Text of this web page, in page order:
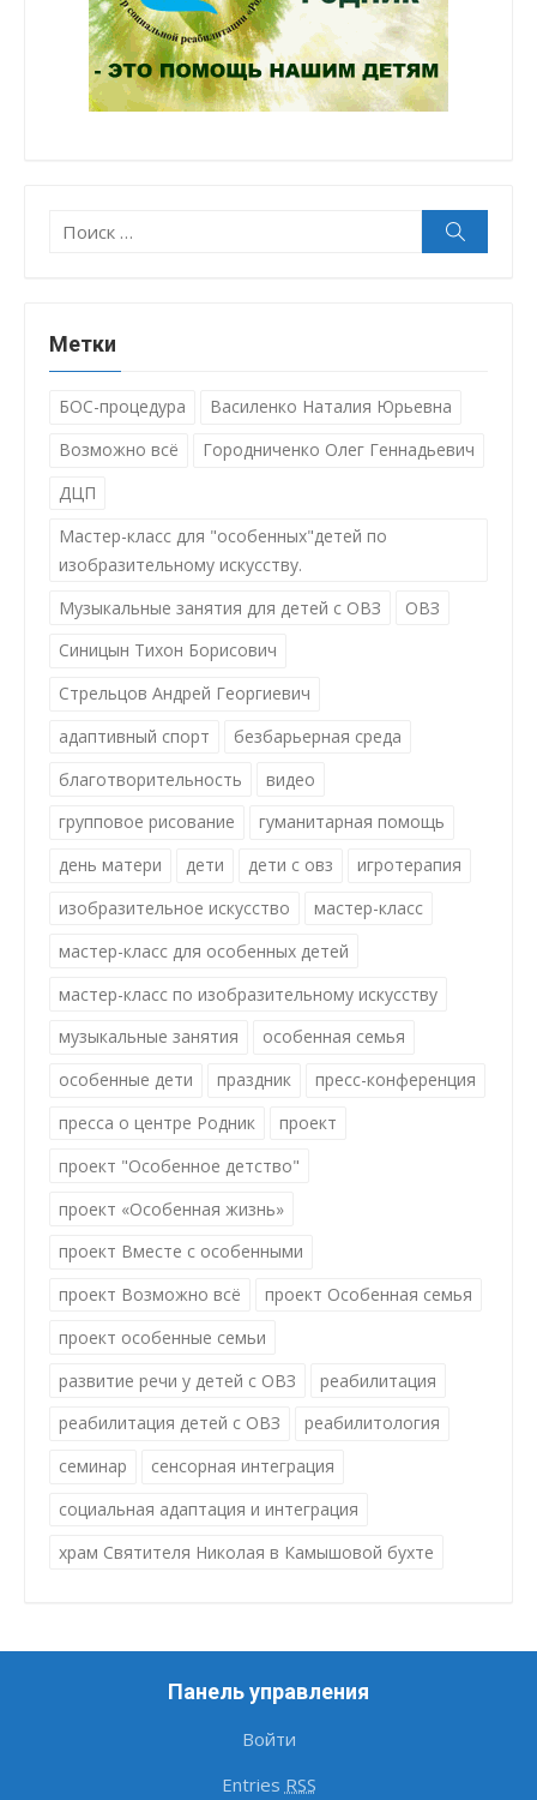
Поиск:
Метки
БОС-процедура
Василенко Наталия Юрьевна
Возможно всё
Городниченко Олег Геннадьевич
ДЦП
Мастер-класс для "особенных"детей по
изобразительному искусству.
Музыкальные занятия для детей с ОВЗ
ОВЗ
Синицын Тихон Борисович
Стрельцов Андрей Георгиевич
адаптивный спорт
безбарьерная среда
благотворительность
видео
групповое рисование
гуманитарная помощь
день матери
дети дети с овз
игротерапия
изобразительное искусство
мастер-класс
мастер-класс для особенных детей
мастер-класс по изобразительному искусству
музыкальные занятия
особенная семья
особенные дети
праздник
пресс-конференция
пресса о центре Родник
проект
проект "Особенное детство"
проект «Особенная жизнь»
проект Вместе с особенными
проект Возможно всё
проект Особенная семья
проект особенные семьи
развитие речи у детей с ОВЗ
реабилитация
реабилитация детей с ОВЗ
реабилитология
семинар
сенсорная интеграция
социальная адаптация и интеграция
храм Святителя Николая в Камышовой бухте
Панель управления
Войти
Entries RSS